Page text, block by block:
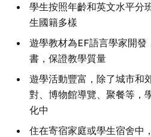
學生按照年齡和英文水平分
生國籍多樣
遊學教材為EF語言學家開發
書，保證教學質量
遊學活動豐富，除了城市和
對、博物館導覽、聚餐等，
化中
住在寄宿家庭或學生宿舍中